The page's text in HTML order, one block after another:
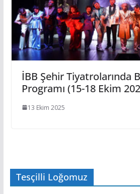
İBB Şehir Tiyatrolarında
Programı (15-18 Ekim
13 Ekim 2025
Tesçilli Loğomuz